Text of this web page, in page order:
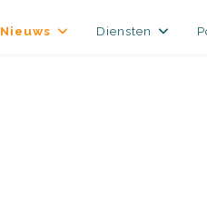
Nieuws Diensten